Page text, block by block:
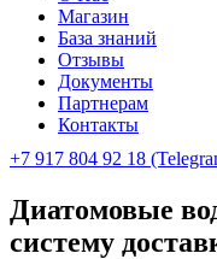
Магазин
База знаний
Отзывы
Документы
Партнерам
Контакты
+7 917 804 92 18
Диатомовые
систему